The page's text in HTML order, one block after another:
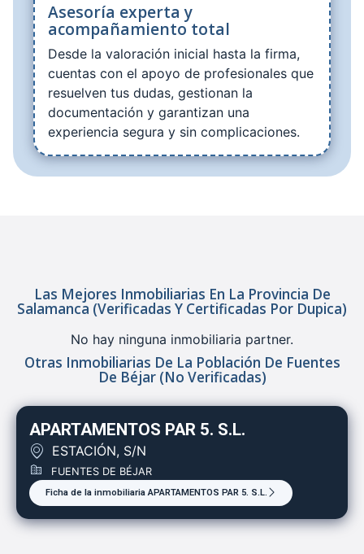
Asesoría experta y
acompañamiento total
Desde la valoración inicial hasta la firma,
cuentas con el apoyo de profesionales que
resuelven tus dudas, gestionan la
documentación y garantizan una
experiencia segura y sin complicaciones.
Las Mejores Inmobiliarias En La Provincia De
Salamanca (verificadas Y Certificadas Por Dupica)
No hay ninguna inmobiliaria partner.
Otras Inmobiliarias De La Población De Fuentes
De Béjar (no Verificadas)
APARTAMENTOS PAR 5. S.L.
ESTACIÓN, S/N
FUENTES DE BÉJAR
Ficha de la inmobiliaria APARTAMENTOS PAR 5. S.L.